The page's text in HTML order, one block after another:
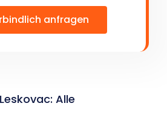
anfragen
Alle